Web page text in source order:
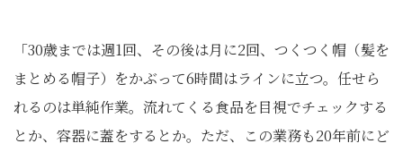
「30歳までは週1回、その後は月に2回、つくつく帽（髪を
まとめる帽子）をかぶって6時間はラインに立つ。任せら
れるのは単純作業。流れてくる食品を目視でチェックする
とか、容器に蓋をするとか。ただ、この業務も20年前にど